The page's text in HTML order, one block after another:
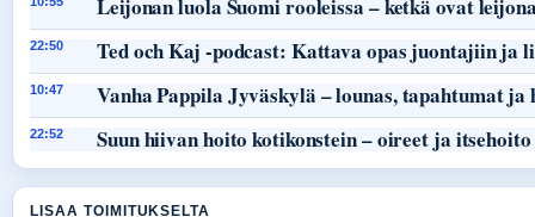
Leijonan luola Suomi rooleissa – ketkä ovat
22:50 Ted och Kaj -podcast: Kattava opas juontajiin ja
10:47 Vanha Pappila Jyväskylä – lounas, tapahtumat
22:52 Suun hiivan hoito kotikonstein – oireet ja itsehoito
LISAA TOIMITUKSELTA